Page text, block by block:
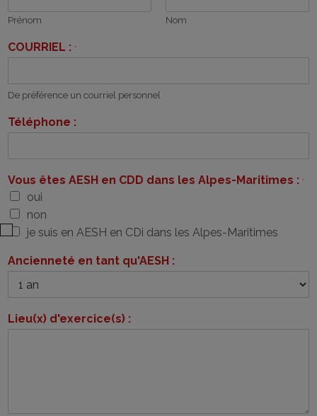
Prénom Nom
COURRIEL : *
De préférence un courriel personnel
Téléphone :
Vous êtes AESH en CDD dans les Alpes-Maritimes : *
oui
non
je suis en AESH en CDi dans les Alpes-Maritimes
Ancienneté en tant qu'AESH :
Lieu(x) d'exercice(s) :